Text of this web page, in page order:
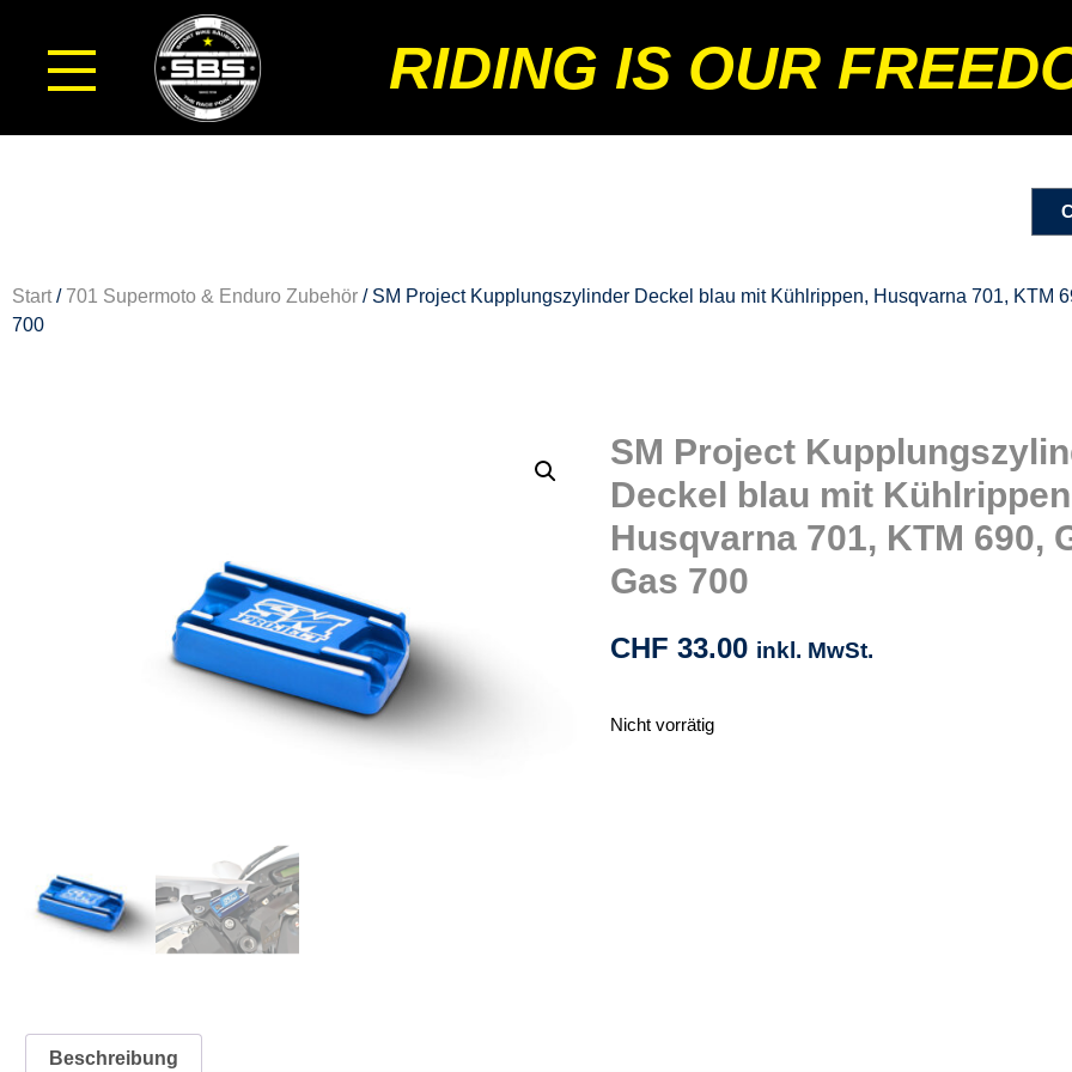
RIDING IS OUR
Start/ 701 Supermoto & Enduro Zubehör / SM Project Kupplungszylinder Deckel blau mit Kühlrippen, Husqvarna 701, KTM
700
SM Project
Deckel blau mit
Husqvarna 701, KTM 690,
Gas 700
CHF 33.00 inkl. MwSt.
Nicht vorrätig
Beschreibung